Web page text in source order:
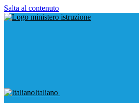
Salta al contenuto
Italiano